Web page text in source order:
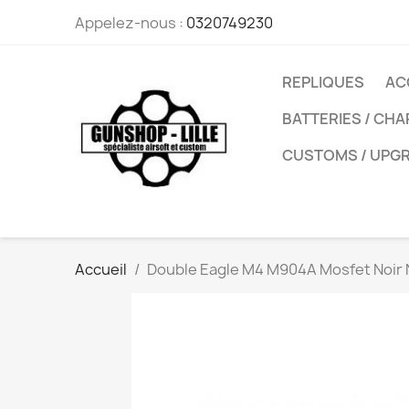
Appelez-nous : 0320749230
REPLIQUES
BATTERIES /
CUSTOMS /
Accueil Double Eagle M4 M904A Mosfet Noir